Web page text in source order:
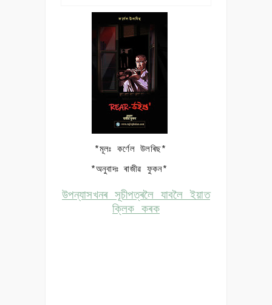
*মূলঃ কৰ্ণেল উলৰিছ*
*অনুবাদঃ ৰাজীৱ ফুকন*
উপন্যাসখনৰ সূচীপত্ৰলৈ যাবলৈ ইয়াত
ক্লিক কৰক